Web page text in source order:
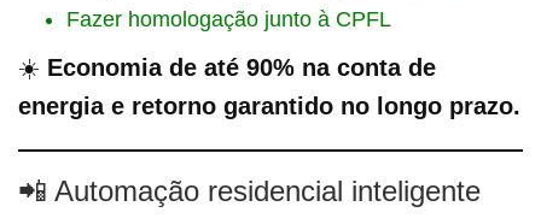
Fazer homologação junto à CPFL
☀️ Economia de até 90% na conta de
energia e retorno garantido no longo prazo.
📲 Automação residencial inteligente